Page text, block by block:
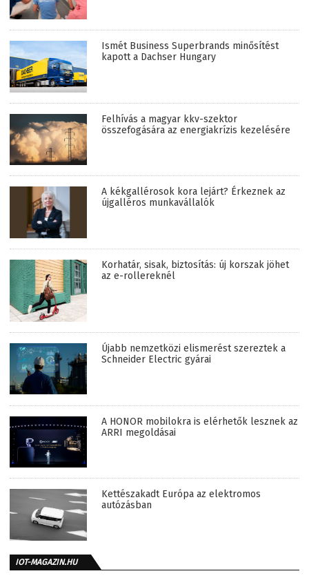
Ismét Business Superbrands minősítést
kapott a Dachser Hungary
Felhívás a magyar kkv-szektor
összefogására az energiakrízis kezelésére
A kékgallérosok kora lejárt? Érkeznek az
újgalléros munkavállalók
Korhatár, sisak, biztosítás: új korszak jöhet
az e-rollereknél
Újabb nemzetközi elismerést szereztek a
Schneider Electric gyárai
A HONOR mobilokra is elérhetők lesznek az
ARRI megoldásai
Kettészakadt Európa az elektromos
autózásban
IOT-MAGAZIN.HU